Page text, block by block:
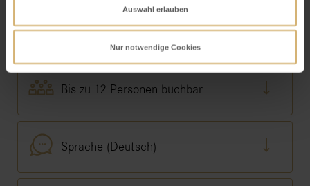
Auswahl erlauben
Nur notwendige Cookies
Dauer (120 Minuten)
Bis zu 12 Personen buchbar
Sprache (Deutsch)